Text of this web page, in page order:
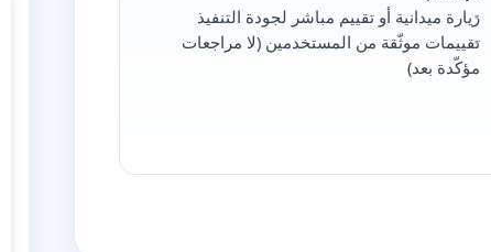
زيارة ميدانية أو تقييم مباشر لجودة التنفيذ
تقييمات موثّقة من المستخدمين (لا مراجعات
مؤكّدة بعد)